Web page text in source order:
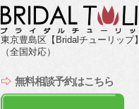
東京豊島区【Bridalチューリップ】
（全国対応）
無料相談予約はこちら